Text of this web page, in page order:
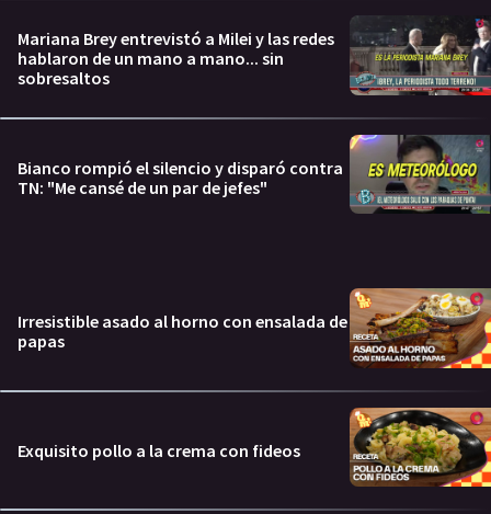
Mariana Brey entrevistó a Milei y las redes
hablaron de un mano a mano... sin
sobresaltos
Bianco rompió el silencio y disparó contra
TN: "Me cansé de un par de jefes"
Irresistible asado al horno con ensalada de
papas
Exquisito pollo a la crema con fideos